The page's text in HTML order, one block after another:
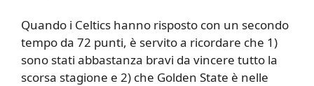
Quando i Celtics hanno risposto con un secondo
tempo da 72 punti, è servito a ricordare che 1)
sono stati abbastanza bravi da vincere tutto la
scorsa stagione e 2) che Golden State è nelle